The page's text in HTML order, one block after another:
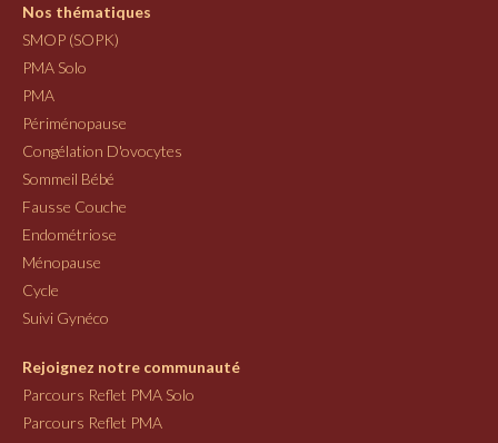
Nos thématiques
SMOP (SOPK)
PMA Solo
PMA
Périménopause
Congélation D'ovocytes
Sommeil Bébé
Fausse Couche
Endométriose
Ménopause
Cycle
Suivi Gynéco
Rejoignez notre communauté
Parcours Reflet PMA Solo
Parcours Reflet PMA